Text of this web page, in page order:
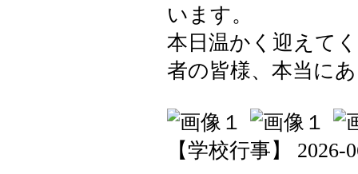
います。
本日温かく迎えて
者の皆様、本当に
【学校行事】 2026-